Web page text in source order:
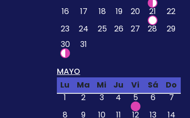
16
17 18 19 20 21
22
23
24 25 26 27 28
29
30
31
MAYO
Lu
Ma Mi Ju Vi Sá
Do
1
2 3 4 5 6
7
8
9 10 11 12 13
14